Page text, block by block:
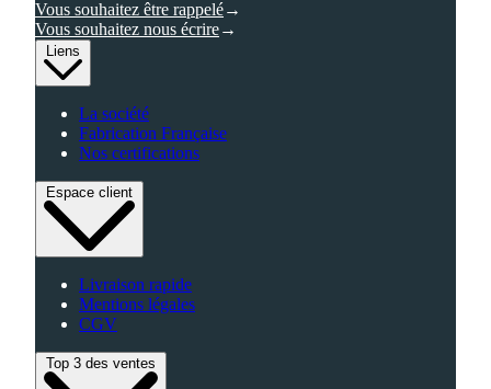
Liens
La société
Fabrication Française
Nos certifications
Espace client
Livraison rapide
Mentions légales
CGV
Top 3 des ventes
Vous souhaitez être rappelé
Vous souhaitez nous écrire